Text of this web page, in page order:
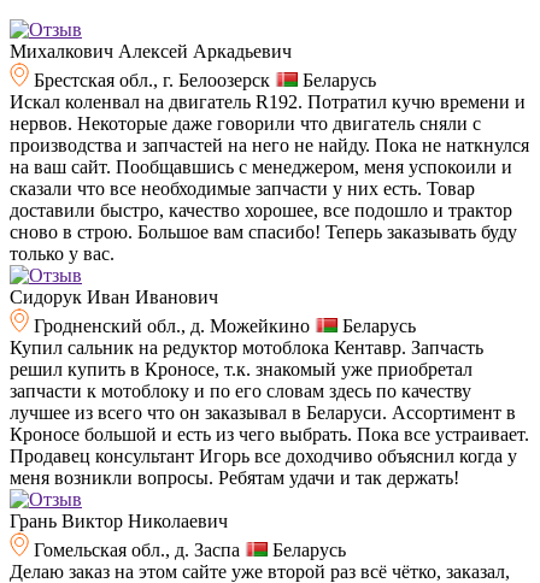
Михалкович Алексей Аркадьевич
Брестская обл., г. Белоозерск
Беларусь
Искал коленвал на двигатель R192. Потратил кучю времени и
нервов. Некоторые даже говорили что двигатель сняли с
производства и запчастей на него не найду. Пока не наткнулся
на ваш сайт. Пообщавшись с менеджером, меня успокоили и
сказали что все необходимые запчасти у них есть. Товар
доставили быстро, качество хорошее, все подошло и трактор
сново в строю. Большое вам спасибо! Теперь заказывать буду
только у вас.
Сидорук Иван Иванович
Гродненский обл., д. Можейкино
Беларусь
Купил сальник на редуктор мотоблока Кентавр. Запчасть
решил купить в Кроносе, т.к. знакомый уже приобретал
запчасти к мотоблоку и по его словам здесь по качеству
лучшее из всего что он заказывал в Беларуси. Ассортимент в
Кроносе большой и есть из чего выбрать. Пока все устраивает.
Продавец консультант Игорь все доходчиво объяснил когда у
меня возникли вопросы. Ребятам удачи и так держать!
Грань Виктор Николаевич
Гомельская обл., д. Заспа
Беларусь
Делаю заказ на этом сайте уже второй раз всё чётко, заказал,